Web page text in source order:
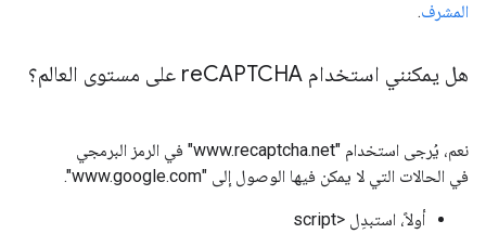
المشرف.
هل يمكنني استخدام re CAPTCHA على مستوى العالم؟
نعم، يُرجى استخدام "www.recaptcha.net" في الرمز البرمجي
في الحالات التي لا يمكن فيها الوصول إلى "www.google.com".
أولاً، استبدِل <script